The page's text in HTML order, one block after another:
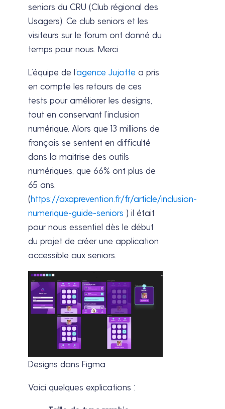
seniors du CRU (Club régional des
Usagers). Ce club seniors et les
visiteurs sur le forum ont donné du
temps pour nous. Merci
L’équipe de l’agence Jujotte a pris
en compte les retours de ces
tests pour améliorer les designs,
tout en conservant l’inclusion
numérique. Alors que 13 millions de
français se sentent en difficulté
dans la maitrise des outils
numériques, que 66% ont plus de
65 ans,
(https://axaprevention.fr/fr/article/inclusion-
numerique-guide-seniors ) il était
pour nous essentiel dès le début
du projet de créer une application
accessible aux seniors.
Designs dans Figma
Voici quelques explications :